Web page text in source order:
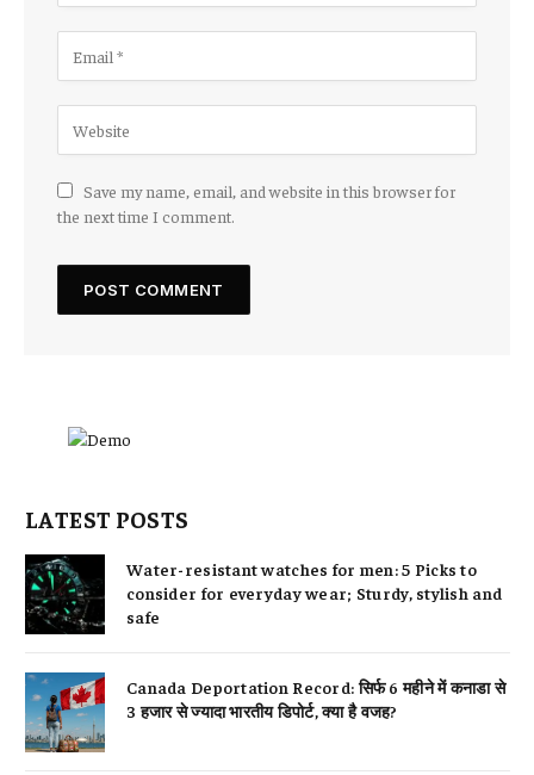
Save my name, email, and website in this browser for
the next time I comment.
LATEST POSTS
Water-resistant watches for men: 5 Picks to
consider for everyday wear; Sturdy, stylish and
safe
Canada Deportation Record: सिर्फ 6 महीने में कनाडा से
3 हजार से ज्यादा भारतीय डिपोर्ट, क्या है वजह?